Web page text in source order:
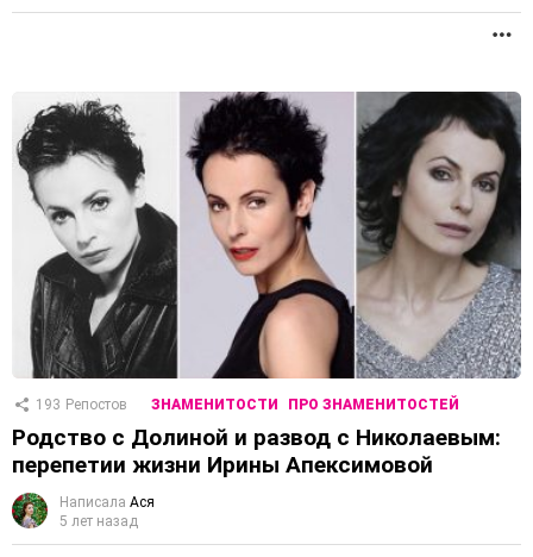
193 Репостов ЗНАМЕНИТОСТИ ПРО ЗНАМЕНИТОСТЕЙ
Родство с Долиной и развод с Николаевым:
перепетии жизни Ирины Апексимовой
Написала Ася
5 лет назад